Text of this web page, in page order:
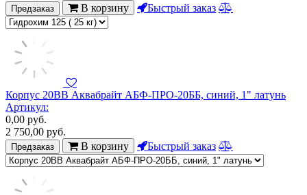
Предзаказ В корзину Быстрый заказ
Корпус 20BB Аквабрайт АБФ-ПРО-20ББ, синий, 1" латунь
Артикул:
0,00 руб.
2 750,00 руб.
Предзаказ В корзину Быстрый заказ